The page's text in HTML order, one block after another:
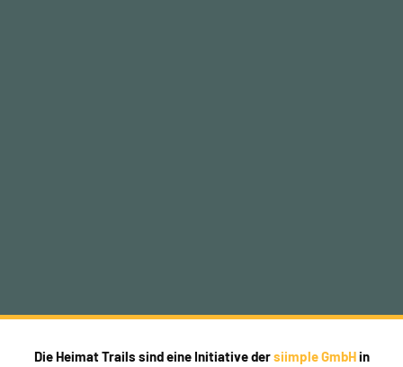
Die Heimat Trails sind eine Initiative dersiimple GmbHin